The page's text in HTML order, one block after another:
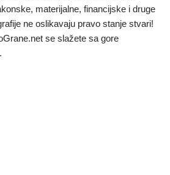
materijalne, financijske i druge
ne oslikavaju pravo stanje stvari!
se slažete sa gore